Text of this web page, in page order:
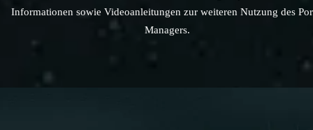
Informationen sowie Videoanleitungen zur weiteren Nutzung des
Managers.